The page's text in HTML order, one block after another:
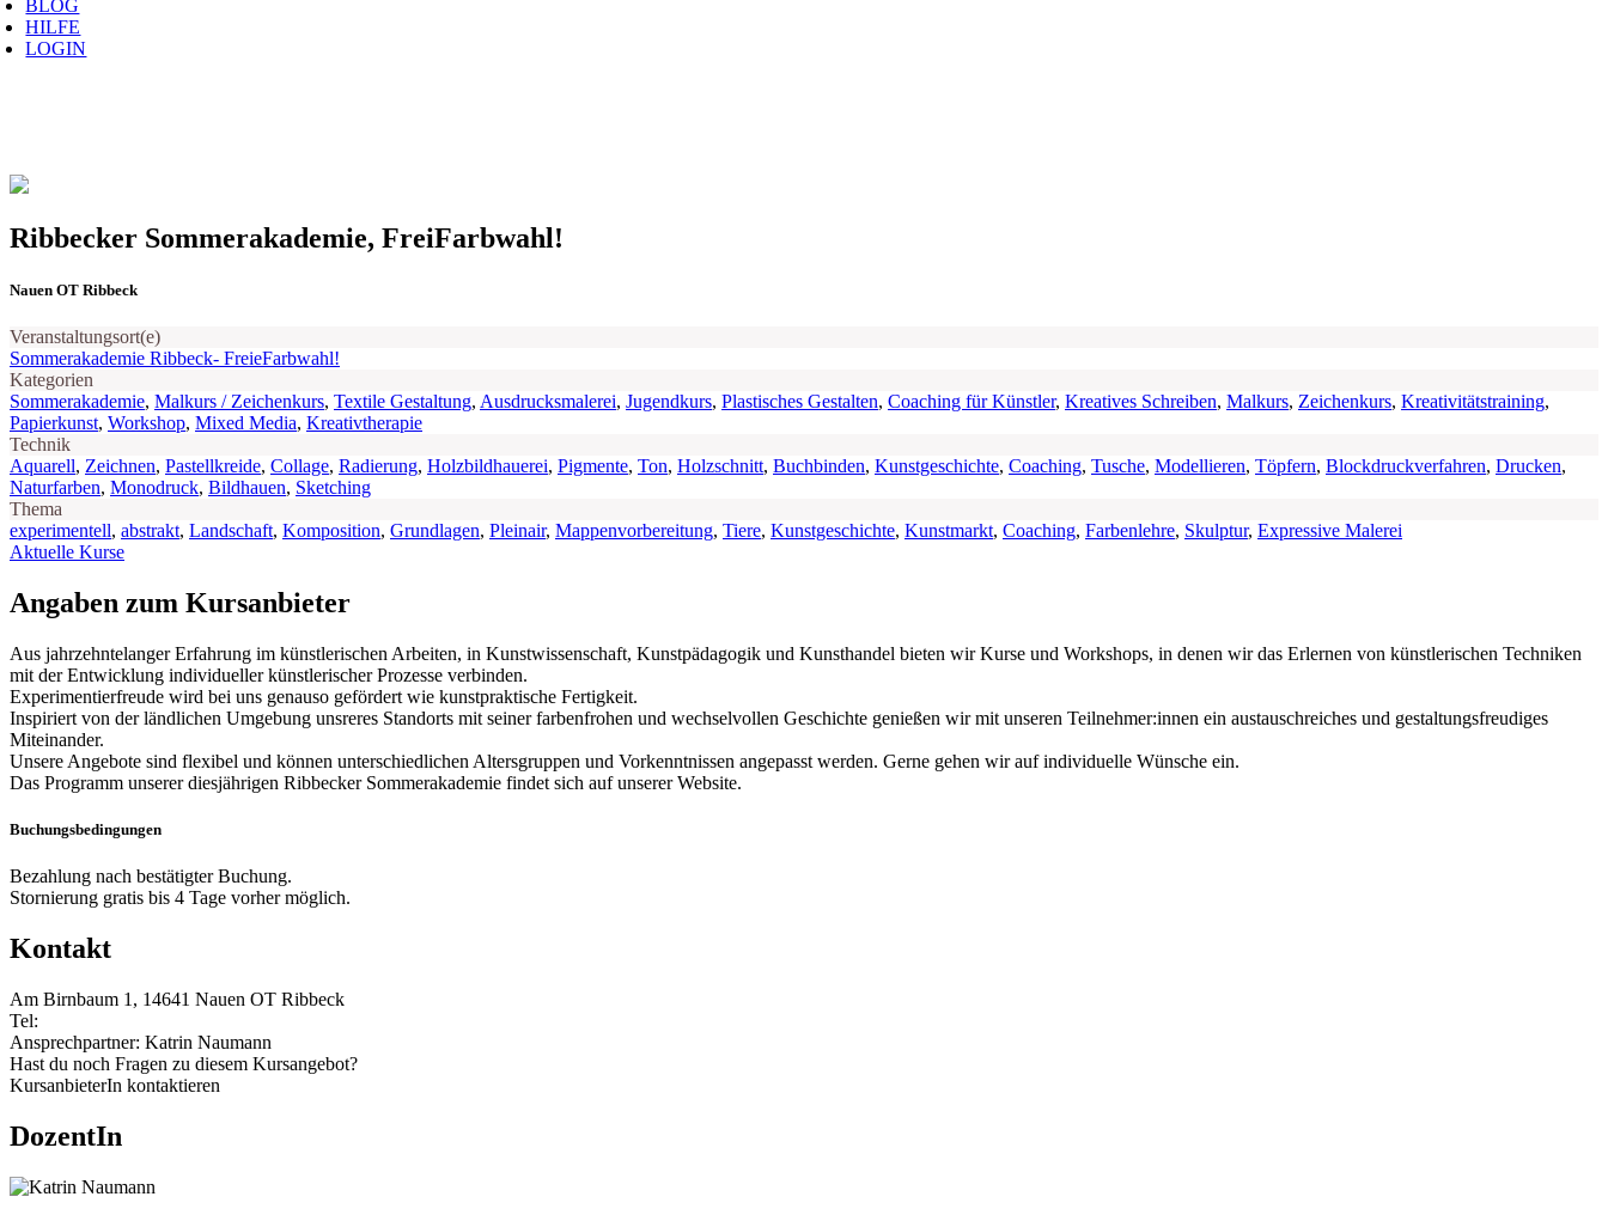
BLOG
HILFE
LOGIN
Ribbecker Sommerakademie, FreiFarbwahl!
Nauen OT Ribbeck
Veranstaltungsort(e)
Sommerakademie Ribbeck- FreieFarbwahl!
Kategorien
Sommerakademie, Malkurs / Zeichenkurs, Textile Gestaltung, Ausdrucksmalerei, Jugendkurs, Plastisches Gestalten, Coaching für Künstler, Kreatives Schreiben, Malkurs, Zeichenkurs, Kreativitätstraining,
Papierkunst, Workshop, Mixed Media, Kreativtherapie
Technik
Aquarell, Zeichnen, Pastellkreide, Collage, Radierung, Holzbildhauerei, Pigmente, Ton, Holzschnitt, Buchbinden, Kunstgeschichte, Coaching, Tusche, Modellieren, Töpfern, Blockdruckverfahren, Drucken,
Naturfarben, Monodruck, Bildhauen, Sketching
Thema
experimentell, abstrakt, Landschaft, Komposition, Grundlagen, Pleinair, Mappenvorbereitung, Tiere, Kunstgeschichte, Kunstmarkt, Coaching, Farbenlehre, Skulptur, Expressive Malerei
Aktuelle Kurse
Angaben zum Kursanbieter
Aus jahrzehntelanger Erfahrung im künstlerischen Arbeiten, in Kunstwissenschaft, Kunstpädagogik und Kunsthandel bieten wir Kurse und Workshops, in denen wir das Erlernen von künstlerischen Techniken
mit der Entwicklung individueller künstlerischer Prozesse verbinden.
Experimentierfreude wird bei uns genauso gefördert wie kunstpraktische Fertigkeit.
Inspiriert von der ländlichen Umgebung unsreres Standorts mit seiner farbenfrohen und wechselvollen Geschichte genießen wir mit unseren Teilnehmer:innen ein austauschreiches und gestaltungsfreudiges
Miteinander.
Unsere Angebote sind flexibel und können unterschiedlichen Altersgruppen und Vorkenntnissen angepasst werden. Gerne gehen wir auf individuelle Wünsche ein.
Das Programm unserer diesjährigen Ribbecker Sommerakademie findet sich auf unserer Website.
Buchungsbedingungen
Bezahlung nach bestätigter Buchung.
Stornierung gratis bis 4 Tage vorher möglich.
Kontakt
Am Birnbaum 1, 14641 Nauen OT Ribbeck
Tel:
Ansprechpartner: Katrin Naumann
Hast du noch Fragen zu diesem Kursangebot?
KursanbieterIn kontaktieren
DozentIn